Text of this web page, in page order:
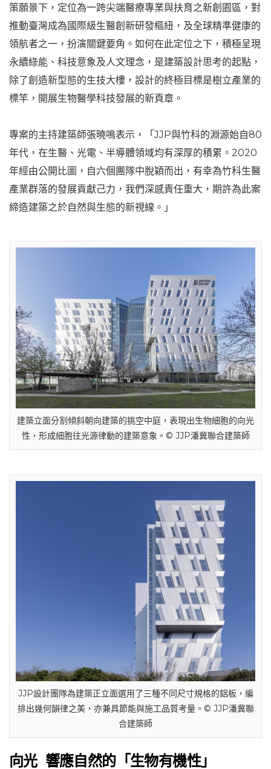
策願景下，定位為一跨尖端醫療專業與扶育之新創園區，對
推動臺灣成為國際級生醫創新研發樞紐，及全球精準健康的
領航者之一，扮演關鍵要角。如何在此定位之下，積極呈現
永續綠能、科技意象及人文理念，是建築設計思考的起點，
除了創造新型態的生技大樓，設計的終極目標是樹立產業的
標竿，開展生物醫學科技發展的新頁章。
專案的主持建築師張曉鳴表示，「JJP與竹科的淵源始自80
年代，在生醫、光電、半導體領域均有深厚的積累。2020
年經由公開比圖，自六個團隊中脫穎而出，有幸為竹科生醫
產業群落的發展貢獻己力，我們深感責任重大，期許為此案
締造建築之於自然與生態的新視線。」
建築立面分割傾斜朝向建築的挑空中庭，表現出生物細胞的向光
性，形成細胞往光源律動的建築意象。© JJP潘冀聯合建築師
JJP設計團隊為建築正立面選用了三種不同尺寸規格的鋁板，編
排出幾何韻律之美，亦兼具節能與施工品質考量。© JJP潘冀聯
合建築師
向光 響應自然的「生物有機性」